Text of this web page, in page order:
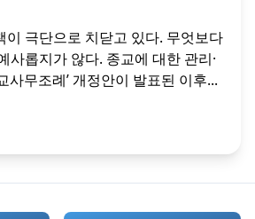
이 극단으로 치닫고 있다. 무엇보다
사롭지가 않다. 종교에 대한 관리·
사무조례’ 개정안이 발표된 이후...